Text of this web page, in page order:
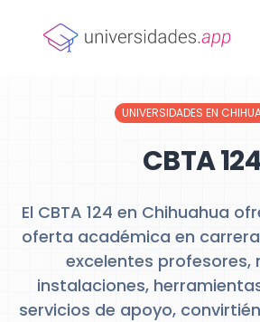
UNIVERSIDADES EN
CBTA
El CBTA 124 en Chihuahua
oferta académica en
excelentes profesores,
instalaciones,
servicios de apoyo,